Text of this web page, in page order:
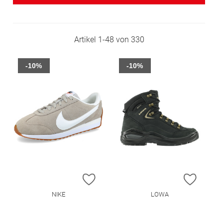
Artikel 1-48 von 330
ZUR WUNSCHLISTE HINZUFÜGEN
NIKE
-10%
ZUR
LOWA
-10%